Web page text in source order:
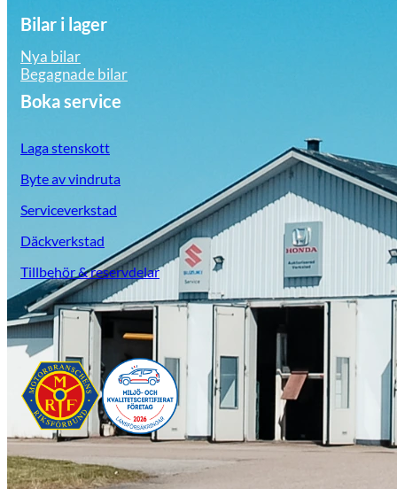
Bilar i lager
Nya bilar
Begagnade bilar
Boka service
Laga stenskott
Byte av vindruta
Serviceverkstad
Däckverkstad
Tillbehör & reservdelar